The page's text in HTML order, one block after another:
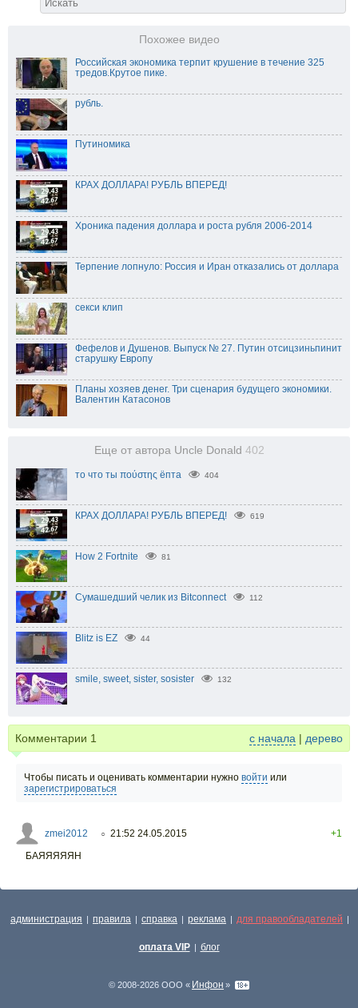
Похожее видео
Российская экономика терпит крушение в течение 325
тредов.Крутое пике.
рубль.
Путиномика
КРАХ ДОЛЛАРА! РУБЛЬ ВПЕРЕД!
Хроника падения доллара и роста рубля 2006-2014
Терпение лопнуло: Россия и Иран отказались от доллара
секси клип
Фефелов и Душенов. Выпуск № 27. Путин отсицзиньпинит
старушку Европу
Планы хозяев денег. Три сценария будущего экономики.
Валентин Катасонов
Еще от автора Uncle Donald 402
то что ты πούστης ёпта 404
КРАХ ДОЛЛАРА! РУБЛЬ ВПЕРЕД! 619
How 2 Fortnite 81
Сумашедший челик из Bitconnect 112
Blitz is EZ 44
smile, sweet, sister, sosister 132
Комментарии 1 с начала | дерево
Чтобы писать и оценивать комментарии нужно войти или
зарегистрироваться
zmei2012 ○ 21:52 24.05.2015
+1
БАЯЯЯЯЯН
администрация | правила | справка | реклама | для правообладателей |
оплата VIP | блог
© 2008-2026 ООО « Инфон »